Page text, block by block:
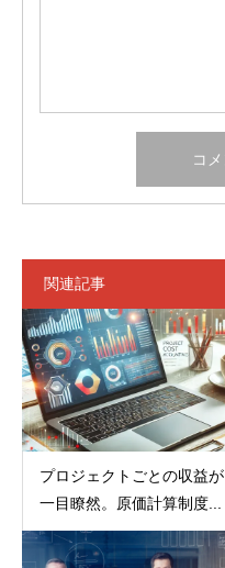
関連記事
プロジェクトごとの収益が
一目瞭然。原価計算制度...